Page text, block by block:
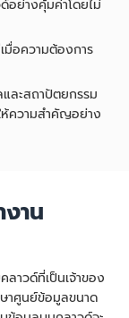
อย่างคุ้มค่าโดยไม่
มื่อความต้องการ
ละสถาปัตยกรรม
ความสำคัญอย่าง
าน
ลาวด์ที่เป็นเจ้าของ
าศูนย์ข้อมูลขนาด